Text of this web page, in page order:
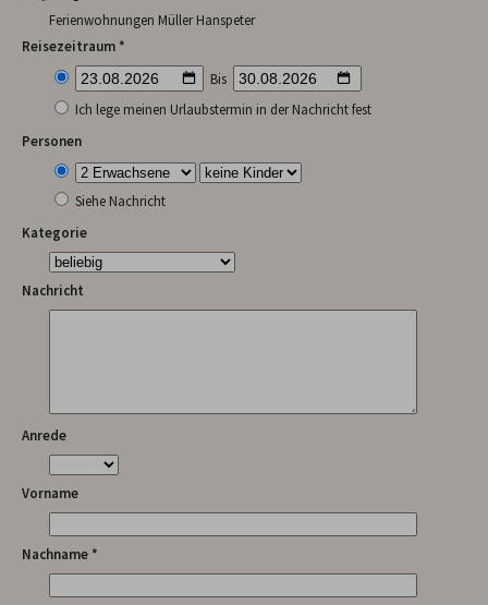
Ferienwohnungen Müller Hanspeter
Reisezeitraum *
Bis
Ich lege meinen Urlaubstermin in der Nachricht fest
Personen
Siehe Nachricht
Kategorie
Nachricht
Anrede
Vorname
Nachname *